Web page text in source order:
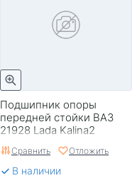
Подшипник опоры
передней стойки ВАЗ
21928 Lada Kalina2
Сравнить Отложить
В наличии